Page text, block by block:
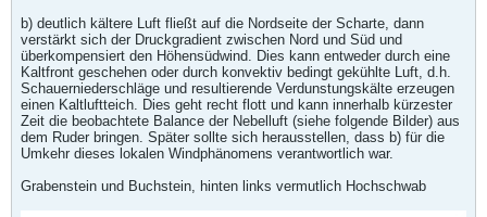
b) deutlich kältere Luft fließt auf die Nordseite der Scharte, dann
verstärkt sich der Druckgradient zwischen Nord und Süd und
überkompensiert den Höhensüdwind. Dies kann entweder durch eine
Kaltfront geschehen oder durch konvektiv bedingt gekühlte Luft, d.h.
Schauerniederschläge und resultierende Verdunstungskälte erzeugen
einen Kaltluftteich. Dies geht recht flott und kann innerhalb kürzester
Zeit die beobachtete Balance der Nebelluft (siehe folgende Bilder) aus
dem Ruder bringen. Später sollte sich herausstellen, dass b) für die
Umkehr dieses lokalen Windphänomens verantwortlich war.
Grabenstein und Buchstein, hinten links vermutlich Hochschwab